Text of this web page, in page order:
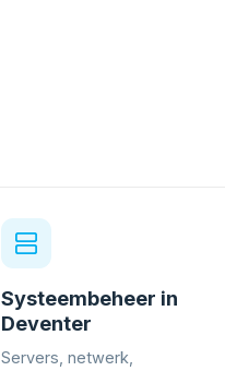
Systeembeheer in
Deventer
Servers, netwerk,